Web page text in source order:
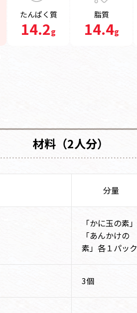
たんぱく質
14.2g
脂質
14.4g
材料（2人分）
分量
「かに玉の素」
「あんかけの
素」各１パック
3個